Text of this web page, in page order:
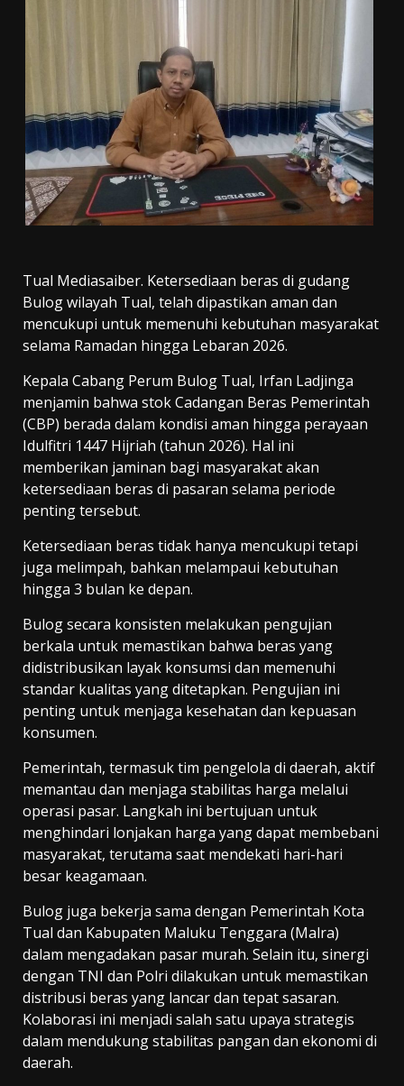
Tual Mediasaiber. Ketersediaan beras di gudang
Bulog wilayah Tual, telah dipastikan aman dan
mencukupi untuk memenuhi kebutuhan masyarakat
selama Ramadan hingga Lebaran 2026.
Kepala Cabang Perum Bulog Tual, Irfan Ladjinga
menjamin bahwa stok Cadangan Beras Pemerintah
(CBP) berada dalam kondisi aman hingga perayaan
Idulfitri 1447 Hijriah (tahun 2026). Hal ini
memberikan jaminan bagi masyarakat akan
ketersediaan beras di pasaran selama periode
penting tersebut.
Ketersediaan beras tidak hanya mencukupi tetapi
juga melimpah, bahkan melampaui kebutuhan
hingga 3 bulan ke depan.
Bulog secara konsisten melakukan pengujian
berkala untuk memastikan bahwa beras yang
didistribusikan layak konsumsi dan memenuhi
standar kualitas yang ditetapkan. Pengujian ini
penting untuk menjaga kesehatan dan kepuasan
konsumen.
Pemerintah, termasuk tim pengelola di daerah, aktif
memantau dan menjaga stabilitas harga melalui
operasi pasar. Langkah ini bertujuan untuk
menghindari lonjakan harga yang dapat membebani
masyarakat, terutama saat mendekati hari-hari
besar keagamaan.
Bulog juga bekerja sama dengan Pemerintah Kota
Tual dan Kabupaten Maluku Tenggara (Malra)
dalam mengadakan pasar murah. Selain itu, sinergi
dengan TNI dan Polri dilakukan untuk memastikan
distribusi beras yang lancar dan tepat sasaran.
Kolaborasi ini menjadi salah satu upaya strategis
dalam mendukung stabilitas pangan dan ekonomi di
daerah.